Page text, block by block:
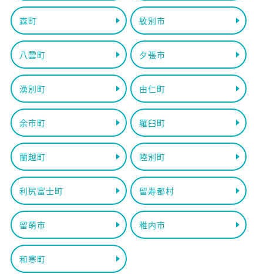
森町 紋別市
八雲町 夕張市
湧別町 由仁町
余市町 羅臼町
蘭越町 陸別町
利尻富士町 留寿都村
留萌市 稚内市
和寒町